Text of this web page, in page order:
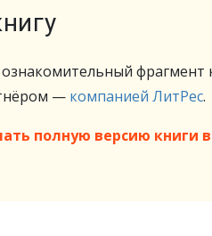
фрагмент
— компанией ЛитРес.
полную версию книги